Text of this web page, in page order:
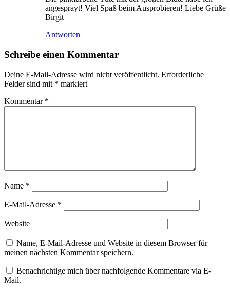
angesprayt! Viel Spaß beim Ausprobieren! Liebe Grüße
Birgit
Antworten
Schreibe einen Kommentar
Deine E-Mail-Adresse wird nicht veröffentlicht. Erforderliche
Felder sind mit * markiert
Kommentar *
Name *
E-Mail-Adresse *
Website
Name, E-Mail-Adresse und Website in diesem Browser für
meinen nächsten Kommentar speichern.
Benachrichtige mich über nachfolgende Kommentare via E-
Mail.